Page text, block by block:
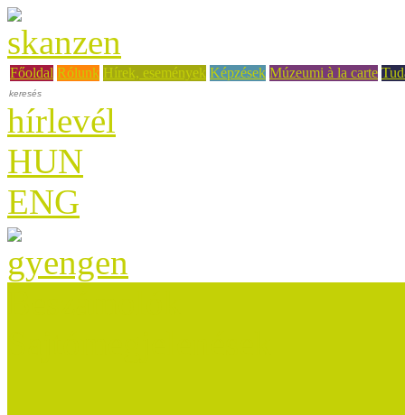
Főoldal Rólunk Hírek, események Képzések Múzeumi à la carte
hírlevél
HUN
ENG